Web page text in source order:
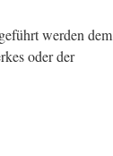
werden dem
oder der